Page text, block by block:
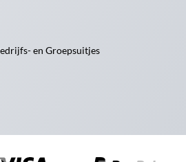
en Groepsuitjes